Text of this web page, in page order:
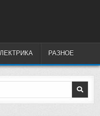
РАЗНОЕ